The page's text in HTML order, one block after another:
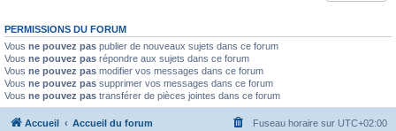
PERMISSIONS DU FORUM
Vous ne pouvez pas publier de nouveaux sujets dans ce forum
Vous ne pouvez pas répondre aux sujets dans ce forum
Vous ne pouvez pas modifier vos messages dans ce forum
Vous ne pouvez pas supprimer vos messages dans ce forum
Vous ne pouvez pas transférer de pièces jointes dans ce forum
Accueil Accueil du forum Fuseau horaire sur UTC+02:00